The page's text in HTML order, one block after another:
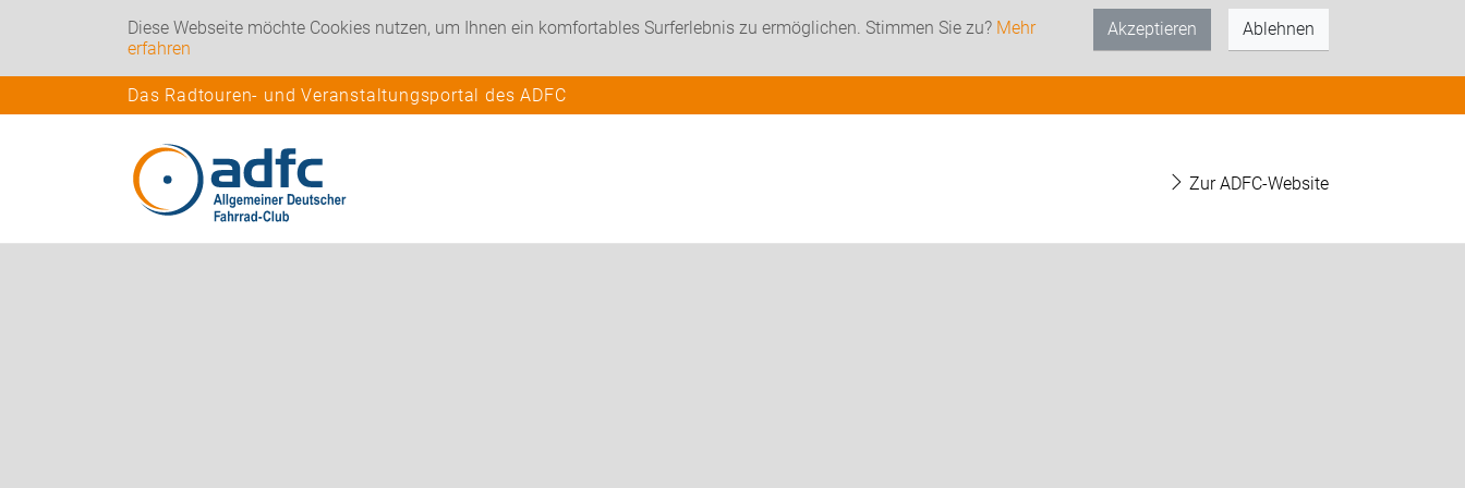
Diese Webseite möchte Cookies nutzen, um Ihnen ein komfortables Surferlebnis zu ermöglichen. Stimmen Sie zu? Mehr
erfahren
Akzeptieren Ablehnen
Das Radtouren- und Veranstaltungsportal des ADFC
Zur ADFC-Website